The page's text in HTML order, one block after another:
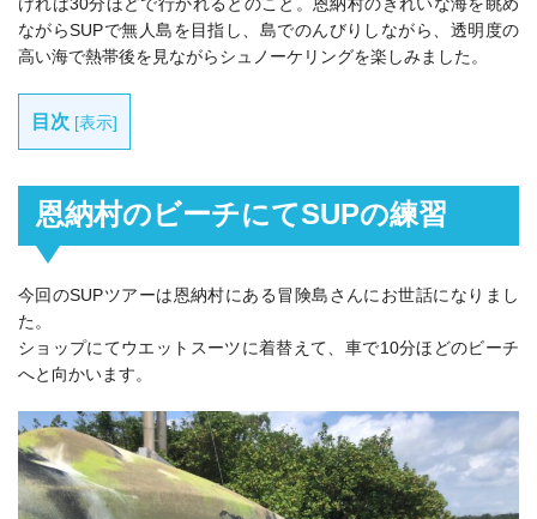
ながらSUPで無人島を目指し、島でのんびりしながら、透明度の
高い海で熱帯後を見ながらシュノーケリングを楽しみました。
目次 [表示]
恩納村のビーチにてSUPの練習
今回のSUPツアーは恩納村にある冒険島さんにお世話になりまし
た。
ショップにてウエットスーツに着替えて、車で10分ほどのビーチ
へと向かいます。